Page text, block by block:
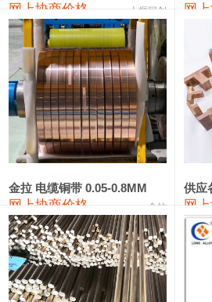
漆包线 111,970—115,970
磷铜合金 110,800—117,600
无氧铜丝(硬) 109,710—110,010
R410A专用紫铜管 113,700—113,700
铸造铝合金锭(A380） 26,300—26,500
铝合金ADC12 24,200—24,400
铸造铝合金锭(ZL102) 24,300—24,500
网上协商价格 十堰同创 网
金拉 电缆铜带 0.05-0.8MM
网上协商价格 金拉
供应
网